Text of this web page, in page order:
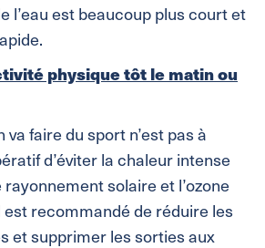
l’eau est beaucoup plus court et
physique tôt le matin ou
va faire du sport n’est pas à
d’éviter la chaleur intense
solaire et l’ozone
recommandé de réduire les
et supprimer les sorties aux